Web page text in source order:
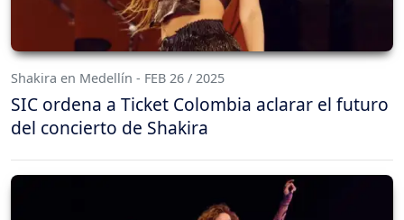
Shakira en Medellín - FEB 26 / 2025
SIC ordena a Ticket Colombia aclarar el futuro
del concierto de Shakira